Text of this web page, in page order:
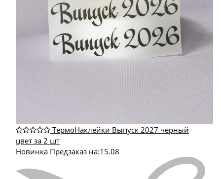
ТермоНаклейки Выпуск 2027 черный
цвет за 2 шт
Новинка Предзаказ на:15.08